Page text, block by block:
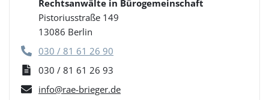
Rechtsanwälte in Bürogemeinschaft
Pistoriusstraße 149
13086 Berlin
030 / 81 61 26 90
030 / 81 61 26 93
info@rae-brieger.de